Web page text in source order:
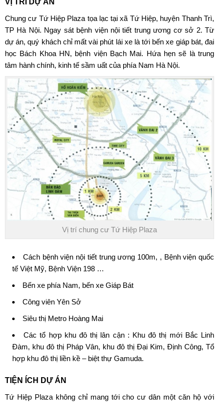
VỊ TRÍ DỰ ÁN
Chung cư Tứ Hiệp Plaza tọa lạc tại xã Tứ Hiệp, huyện Thanh Trì,
TP Hà Nội. Ngay sát bệnh viện nội tiết trung ương cơ sở 2. Từ
dự án, quý khách chỉ mất vài phút lái xe là tới bến xe giáp bát, đai
học Bách Khoa HN, bệnh viện Bạch Mai. Hứa hẹn sẽ là trung
tâm hành chính, kinh tế sầm uất của phía Nam Hà Nội.
Vị trí chung cư Tứ Hiệp Plaza
Cách bệnh viện nội tiết trung ương 100m, , Bệnh viện quốc
tế Việt Mỹ, Bệnh Viện 198 …
Bến xe phía Nam, bến xe Giáp Bát
Công viên Yên Sở
Siêu thị Metro Hoàng Mai
Các tổ hợp khu đô thị lân cận : Khu đô thị mới Bắc Linh
Đàm, khu đô thị Pháp Vân, khu đô thị Đại Kim, Định Công, Tổ
hợp khu đô thị liền kề – biệt thự Gamuda.
TIỆN ÍCH DỰ ÁN
Tứ Hiệp Plaza không chỉ mang tới cho cư dân một căn hộ với